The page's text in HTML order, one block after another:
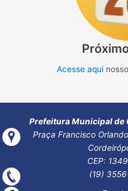
Acesse aqui
Prefeitura Municipal de
Praça Francisco
CEP:
(19)